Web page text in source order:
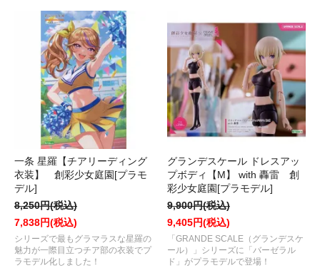
一条 星羅【チアリーディング
衣装】 創彩少女庭園[プラモ
デル]
8,250円(税込)
7,838円(税込)
シリーズで最もグラマラスな星羅の
魅力が一際目立つチア部の衣装でプ
ラモデル化しました！
グランデスケール ドレスアッ
プボディ【M】 with 轟雷 創
彩少女庭園[プラモデル]
9,900円(税込)
9,405円(税込)
「GRANDE SCALE（グランデスケ
ール）」シリーズに「バーゼラル
ド」がプラモデルで登場！